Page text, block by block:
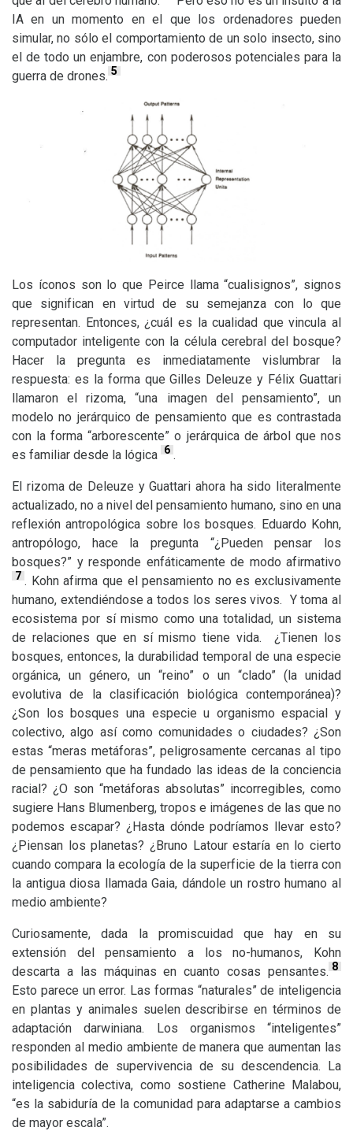
IA en un momento en el que los ordenadores pueden
simular, no sólo el comportamiento de un solo insecto, sino
el de todo un enjambre, con poderosos potenciales para la
guerra de drones. 5
Los íconos son lo que Peirce llama “cualisignos”, signos
que significan en virtud de su semejanza con lo que
representan. Entonces, ¿cuál es la cualidad que vincula al
computador inteligente con la célula cerebral del bosque?
Hacer la pregunta es inmediatamente vislumbrar la
respuesta: es la forma que Gilles Deleuze y Félix Guattari
llamaron el rizoma, “una imagen del pensamiento”, un
modelo no jerárquico de pensamiento que es contrastada
con la forma “arborescente” o jerárquica de árbol que nos
es familiar desde la lógica 6 .
El rizoma de Deleuze y Guattari ahora ha sido literalmente
actualizado, no a nivel del pensamiento humano, sino en una
reflexión antropológica sobre los bosques. Eduardo Kohn,
antropólogo, hace la pregunta “¿Pueden pensar los
bosques?” y responde enfáticamente de modo afirmativo
7 . Kohn afirma que el pensamiento no es exclusivamente
humano, extendiéndose a todos los seres vivos. Y toma al
ecosistema por sí mismo como una totalidad, un sistema
de relaciones que en sí mismo tiene vida. ¿Tienen los
bosques, entonces, la durabilidad temporal de una especie
orgánica, un género, un “reino” o un “clado” (la unidad
evolutiva de la clasificación biológica contemporánea)?
¿Son los bosques una especie u organismo espacial y
colectivo, algo así como comunidades o ciudades? ¿Son
estas “meras metáforas”, peligrosamente cercanas al tipo
de pensamiento que ha fundado las ideas de la conciencia
racial? ¿O son “metáforas absolutas” incorregibles, como
sugiere Hans Blumenberg, tropos e imágenes de las que no
podemos escapar? ¿Hasta dónde podríamos llevar esto?
¿Piensan los planetas? ¿Bruno Latour estaría en lo cierto
cuando compara la ecología de la superficie de la tierra con
la antigua diosa llamada Gaia, dándole un rostro humano al
medio ambiente?
Curiosamente, dada la promiscuidad que hay en su
extensión del pensamiento a los no-humanos, Kohn
descarta a las máquinas en cuanto cosas pensantes. 8
Esto parece un error. Las formas “naturales” de inteligencia
en plantas y animales suelen describirse en términos de
adaptación darwiniana. Los organismos “inteligentes”
responden al medio ambiente de manera que aumentan las
posibilidades de supervivencia de su descendencia. La
inteligencia colectiva, como sostiene Catherine Malabou,
“es la sabiduría de la comunidad para adaptarse a cambios
de mayor escala”.